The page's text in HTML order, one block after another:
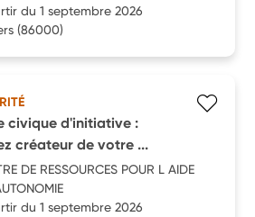
du 1 septembre 2026
(86000)
civique d'initiative :
créateur de votre ...
DE RESSOURCES POUR L AIDE
du 1 septembre 2026